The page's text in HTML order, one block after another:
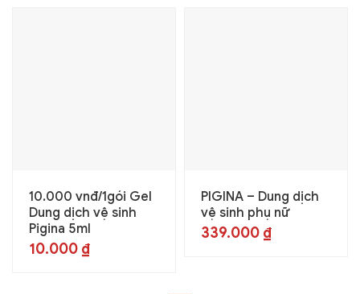
10.000 vnđ/1gói Gel
Dung dịch vệ sinh
Pigina 5ml
10.000 ₫
PIGINA – Dung dịch
vệ sinh phụ nữ
339.000 ₫